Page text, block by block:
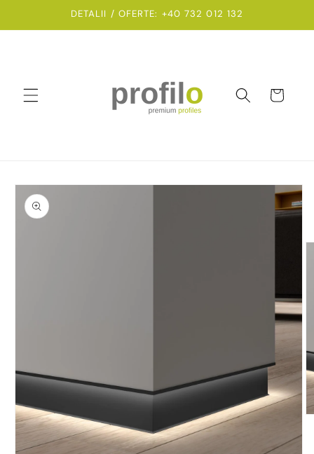
DETALII / OFERTE: +40 732 012 132
Coș
informațiile
despre
produs